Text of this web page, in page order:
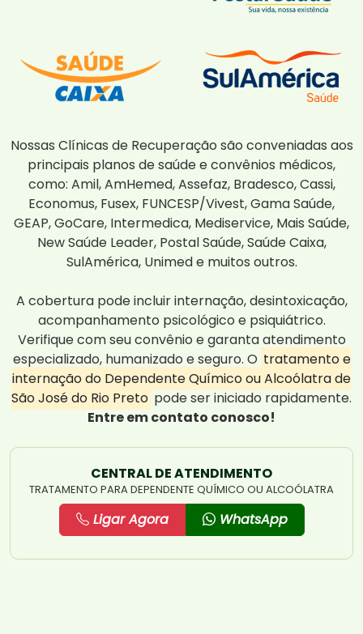
Nossas Clínicas de Recuperação são conveniadas aos
principais planos de saúde e convênios médicos,
como: Amil, AmHemed, Assefaz, Bradesco, Cassi,
Economus, Fusex, FUNCESP/Vivest, Gama Saúde,
GEAP, GoCare, Intermedica, Mediservice, Mais Saúde,
New Saúde Leader, Postal Saúde, Saúde Caixa,
SulAmérica, Unimed e muitos outros.
A cobertura pode incluir internação, desintoxicação,
acompanhamento psicológico e psiquiátrico.
Verifique com seu convênio e garanta atendimento
especializado, humanizado e seguro. O tratamento e
internação do Dependente Químico ou Alcoólatra de
São José do Rio Preto pode ser iniciado rapidamente.
Entre em contato conosco!
CENTRAL DE ATENDIMENTO
TRATAMENTO PARA DEPENDENTE QUÍMICO OU ALCOÓLATRA
Ligar Agora WhatsApp